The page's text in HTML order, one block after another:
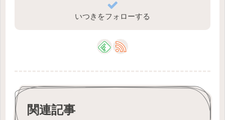
いつきをフォローする
関連記事